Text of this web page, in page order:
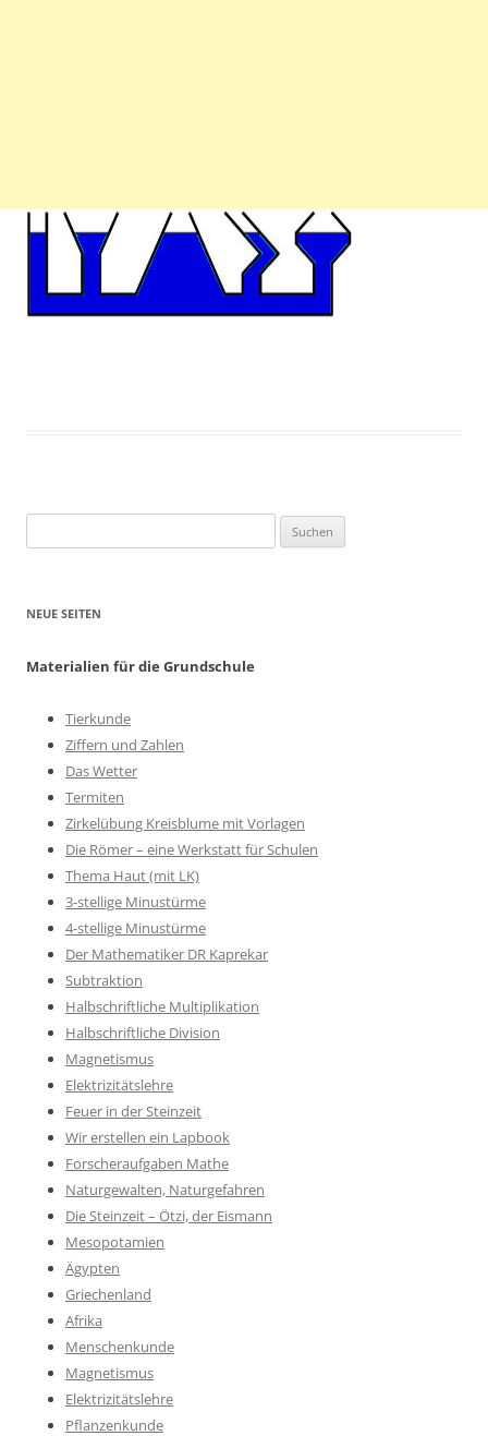
nach:
NEUE SEITEN
Materialien für die Grundschule
Tierkunde
Ziffern und Zahlen
Das Wetter
Termiten
Zirkelübung Kreisblume mit Vorlagen
Die Römer – eine Werkstatt für Schulen
Thema Haut (mit LK)
3-stellige Minustürme
4-stellige Minustürme
Der Mathematiker DR Kaprekar
Subtraktion
Halbschriftliche Multiplikation
Halbschriftliche Division
Magnetismus
Elektrizitätslehre
Feuer in der Steinzeit
Wir erstellen ein Lapbook
Forscheraufgaben Mathe
Naturgewalten, Naturgefahren
Die Steinzeit – Ötzi, der Eismann
Mesopotamien
Ägypten
Griechenland
Afrika
Menschenkunde
Magnetismus
Elektrizitätslehre
Pflanzenkunde